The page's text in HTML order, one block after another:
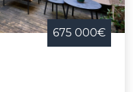
675 000€